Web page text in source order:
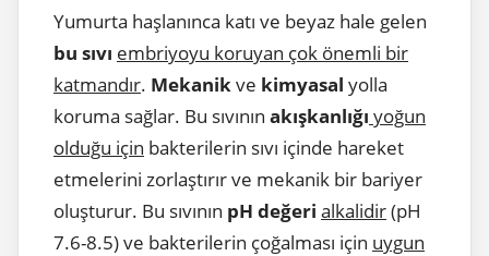
Yumurta haşlanınca katı ve beyaz hale gelen
bu sıvı embriyoyu koruyan çok önemli bir
katmandır. Mekanikve kimyasal yolla
koruma sağlar. Bu sıvının akışkanlığı yoğun
olduğu için bakterilerin sıvı içinde hareket
etmelerini zorlaştırır ve mekanik bir bariyer
oluşturur. Bu sıvının pH değeri alkalidir(pH
7.6-8.5) ve bakterilerin çoğalması için uygun